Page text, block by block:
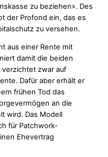
zu beziehen». Des
der Profond ein, das es
zu versehen.
aus einer Rente mit
damit die beiden
verzichtet zwar auf
Dafür aber erhält er
frühen Tod das
an die
wird. Das Modell
für Patchwork-
Ehevertrag